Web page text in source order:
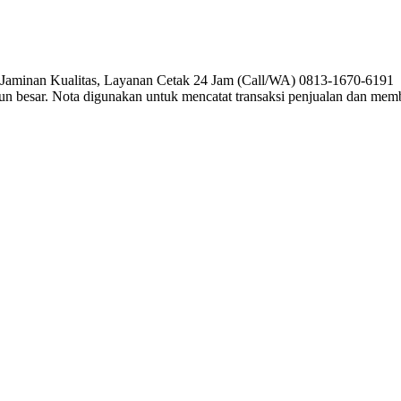
Kualitas, Layanan Cetak 24 Jam (Call/WA) 0813-1670-
besar. Nota digunakan untuk mencatat transaksi penjualan dan